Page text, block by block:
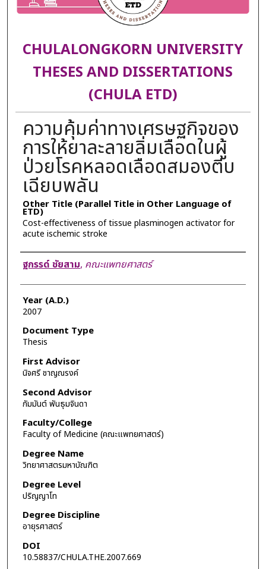
CHULALONGKORN UNIVERSITY
THESES AND DISSERTATIONS
(CHULA ETD)
ความคุ้มค่าทางเศรษฐกิจของ
การให้ยาละลายลิ่มเลือดในผู้
ป่วยโรคหลอดเลือดสมองตีบ
เฉียบพลัน
Other Title (Parallel Title in Other Language of
ETD)
Cost-effectiveness of tissue plasminogen activator for
acute ischemic stroke
Author
ฐกรรด์ ชัยสาม, คณะแพทยศาสตร์
Year (A.D.)
2007
Document Type
Thesis
First Advisor
นิจศรี ชาญณรงค์
Second Advisor
กัมมันต์ พันธุมจินดา
Faculty/College
Faculty of Medicine (คณะแพทยศาสตร์)
Degree Name
วิทยาศาสตรมหาบัณฑิต
Degree Level
ปริญญาโท
Degree Discipline
อายุรศาสตร์
DOI
10.58837/CHULA.THE.2007.669